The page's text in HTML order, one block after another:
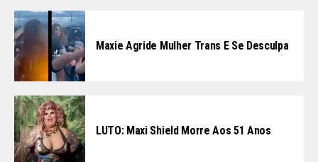
Maxie Agride Mulher Trans E Se Desculpa
LUTO: Maxi Shield Morre Aos 51 Anos